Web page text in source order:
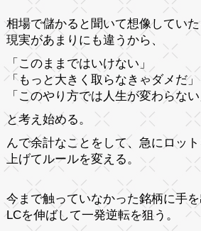
相場で儲かると聞いて想像してい
現実があまりにも違うから、
「このままではいけない」
「もっと大きく取らなきゃダメだ」
「このやり方では人生が変わらな
と考え始める。
んで余計なことをして、急にロッ
上げてルールを変える。
今まで触っていなかった銘柄に手を
LCを伸ばして一発逆転を狙う。